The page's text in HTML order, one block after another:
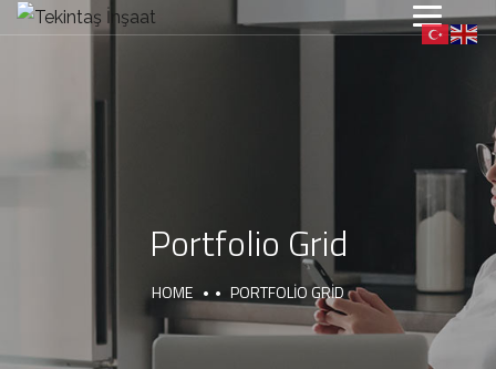
Portfolio Grid
HOME PORTFOLIO GRID